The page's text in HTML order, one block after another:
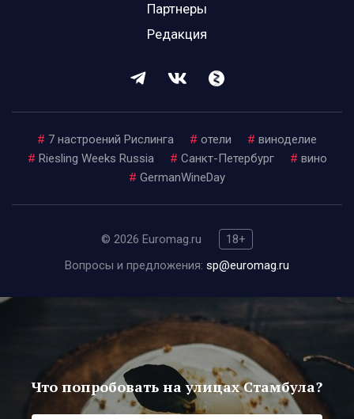
Партнеры
Редакция
# 7 настроений Рислинга # отели # виноделие
# Riesling Weeks Russia # Санкт-Петербург # вино
# GermanWineDay
© 2026 Euromag.ru
18+
Вопросы и предложения: sp@euromag.ru
Что попробовать на улицах Стамбула?